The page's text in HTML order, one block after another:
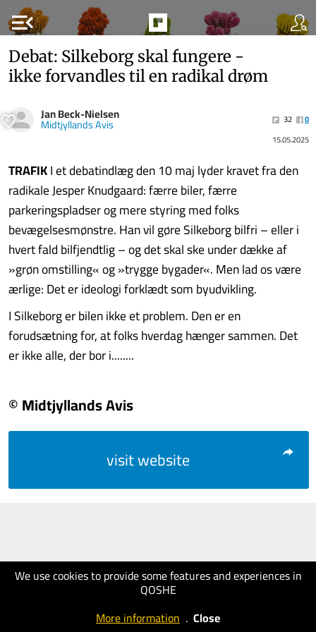
menu_open
We use cookies to provide some features and experiences in
QOSHE
More information . Close
Debat: Silkeborg skal fungere -
ikke forvandles til en radikal drøm
Jan Beck-Nielsen
Midtjyllands Avis 32
0
15.05.2025
TRAFIKI et debatindlæg den 10 maj lyder kravet fra den
radikale Jesper Knudgaard: færre biler, færre
parkeringspladser og mere styring med folks
bevægelsesmønstre. Han vil gøre Silkeborg bilfri – eller i
hvert fald bilfjendtlig – og det skal ske under dække af
»grøn omstilling« og »trygge bygader«. Men lad os være
ærlige: Det er ideologi forklædt som byudvikling.
I Silkeborg er bilen ikke et problem. Den er en
forudsætning for, at folks hverdag hænger sammen. Det
er ikke alle, der bor i........
© Midtjyllands Avis
visit website